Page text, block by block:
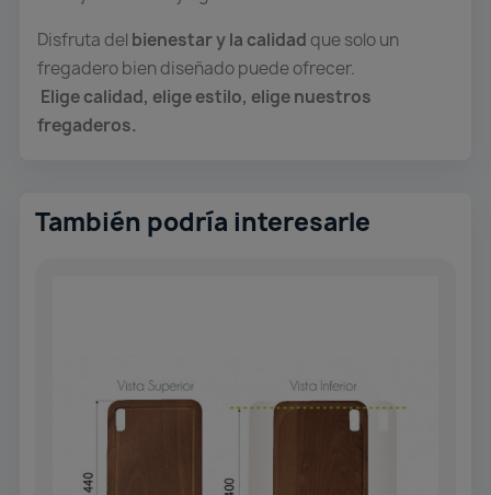
Disfruta del bienestar y la calidad que solo un
fregadero bien diseñado puede ofrecer.
Elige calidad, elige estilo, elige nuestros
fregaderos.
También podría interesarle